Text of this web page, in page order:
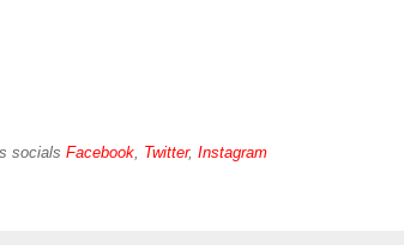
socials Facebook, Twitter, Instagram